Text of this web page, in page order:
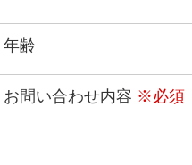
年齢
お問い合わせ内容 ※必須